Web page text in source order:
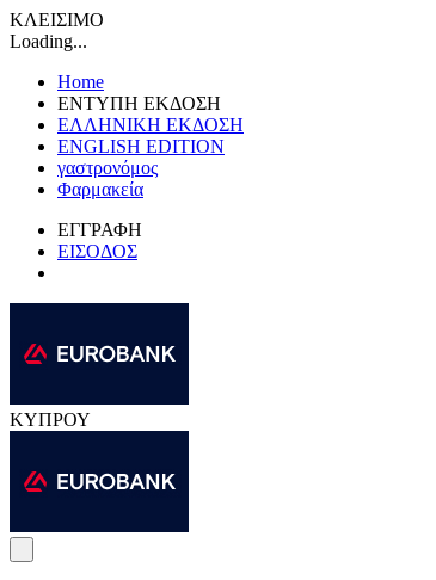
ΚΛΕΙΣΙΜΟ
Loading...
Home
ΕΝΤΥΠΗ ΕΚΔΟΣΗ
ΕΛΛΗΝΙΚΗ ΕΚΔΟΣΗ
ENGLISH EDITION
γαστρονόμος
Φαρμακεία
ΕΓΓΡΑΦΗ
ΕΙΣΟΔΟΣ
ΚΥΠΡΟΥ